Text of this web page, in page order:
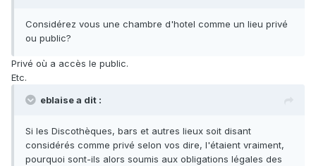
Considérez vous une chambre d'hotel comme un lieu privé
ou public?
Privé où a accès le public.
Etc.
eblaise a dit :
Si les Discothèques, bars et autres lieux soit disant
considérés comme privé selon vos dire, l'étaient vraiment,
pourquoi sont-ils alors soumis aux obligations légales des